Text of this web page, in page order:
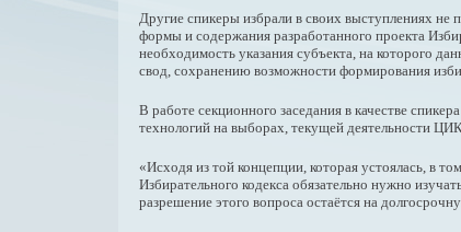
Другие спикеры избрали в своих выступлениях не
формы и содержания разработанного проекта
необходимость указания субъекта, на которого
свод, сохранению возможности формирования
В работе секционного заседания в качестве
технологий на выборах, текущей деятельности
«Исходя из той концепции, которая устоялась, в
Избирательного кодекса обязательно нужно
разрешение этого вопроса остаётся на